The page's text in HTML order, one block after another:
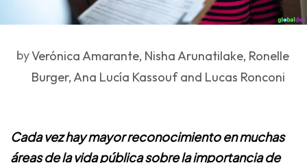
byVerónica Amarante, Nisha Arunatilake, Ronelle
Burger, Ana Lucía Kassouf and Lucas Ronconi
Cada vez hay mayor reconocimiento en muchas
áreas de la vida pública sobre la importancia de